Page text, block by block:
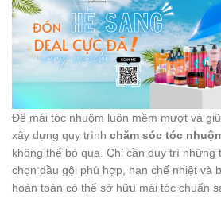
Để mái tóc nhuộm luôn mềm mượt và
xây dựng quy trình chăm sóc tóc
không thể bỏ qua. Chỉ cần duy trì
chọn dầu gội phù hợp, hạn chế nhiệt và
hoàn toàn có thể sở hữu mái tóc chuẩn